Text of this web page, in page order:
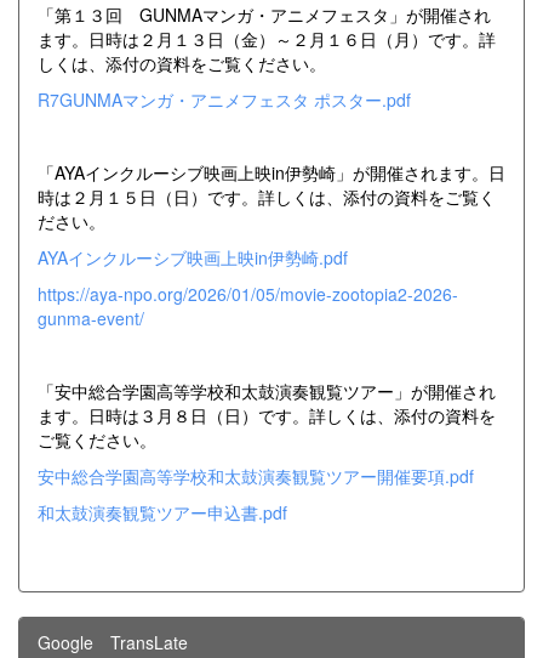
「第１３回 GUNMAマンガ・アニメフェスタ」が開催され
ます。日時は２月１３日（金）～２月１６日（月）です。詳
しくは、添付の資料をご覧ください。
R7GUNMAマンガ・アニメフェスタ ポスター.pdf
「AYAインクルーシブ映画上映in伊勢崎」が開催されます。日
時は２月１５日（日）です。詳しくは、添付の資料をご覧く
ださい。
AYAインクルーシブ映画上映in伊勢崎.pdf
https://aya-npo.org/2026/01/05/movie-zootopia2-2026-
gunma-event/
「安中総合学園高等学校和太鼓演奏観覧ツアー」が開催され
ます。日時は３月８日（日）です。詳しくは、添付の資料を
ご覧ください。
安中総合学園高等学校和太鼓演奏観覧ツアー開催要項.pdf
和太鼓演奏観覧ツアー申込書.pdf
Google TransLate